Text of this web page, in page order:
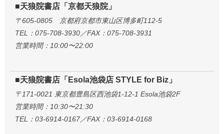
■天狼院書店「京都天狼院」
〒605-0805 京都府京都市東山区博多町112-5
TEL：075-708-3930／FAX：075-708-3931
営業時間：10:00〜22:00
■天狼院書店「Esola池袋店 STYLE for Biz」
〒171-0021 東京都豊島区西池袋1-12-1 Esola池袋2F
営業時間：10:30〜21:30
TEL：03-6914-0167／FAX：03-6914-0168